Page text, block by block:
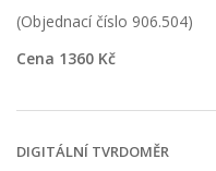
(Objednací číslo 906.504)
Cena 1360 Kč
DIGITÁLNÍ TVRDOMĚR